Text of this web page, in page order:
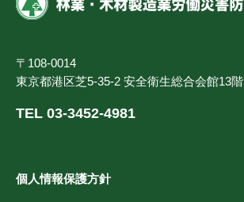
〒108-0014
東京都港区芝5-35-2 安全衛生総合会館13階
TEL 03-3452-4981
個人情報保護方針